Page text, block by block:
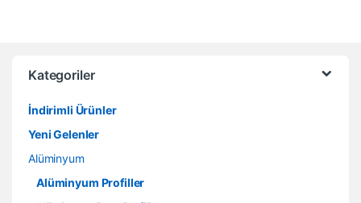
Kategoriler
İndirimli Ürünler
Yeni Gelenler
Alüminyum
Alüminyum Profiller